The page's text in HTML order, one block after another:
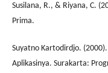
Susilana, R., & Riyana, C.
Prima.
Suyatno Kartodirdjo.
Aplikasinya. Surakarta: